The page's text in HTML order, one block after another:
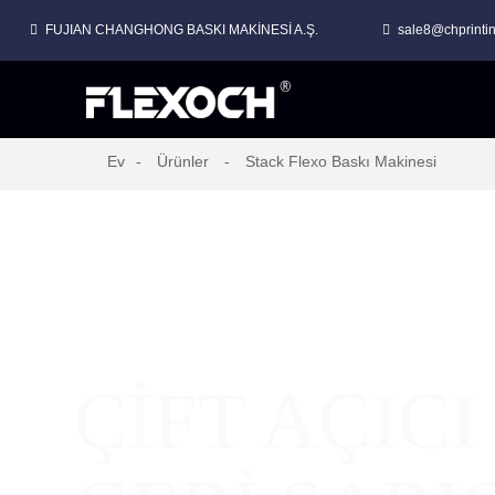
FUJIAN CHANGHONG BASKI MAKİNESİ A.Ş.
Ev Ürünler Stack Flexo Baskı Makinesi